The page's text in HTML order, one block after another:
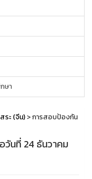
ษา
ระ (จีน)> การสอบป้องกัน
นที่ 24 ธันวาคม